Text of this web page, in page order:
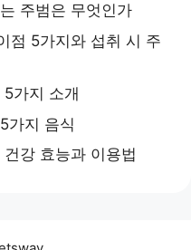
주범은 무엇인가
점 5가지와 섭취 시 주
가지 소개
가지 음식
강 효능과 이용법